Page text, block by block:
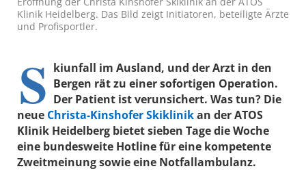
Klinik Heidelberg. Das Bild zeigt Initiatoren, beteiligte Ärzte
und Profisportler.
S kiunfall im Ausland, und der Arzt in den
Bergen rät zu einer sofortigen Operation.
Der Patient ist verunsichert. Was tun? Die
neue Christa-Kinshofer Skiklinikan der ATOS
Klinik Heidelberg bietet sieben Tage die Woche
eine bundesweite Hotline für eine kompetente
Zweitmeinung sowie eine Notfallambulanz.